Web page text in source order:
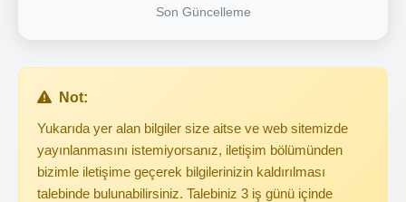
Son Güncelleme
Not:
Yukarıda yer alan bilgiler size aitse ve web sitemizde
yayınlanmasını istemiyorsanız, iletişim bölümünden
bizimle iletişime geçerek bilgilerinizin kaldırılması
talebinde bulunabilirsiniz. Talebiniz 3 iş günü içinde